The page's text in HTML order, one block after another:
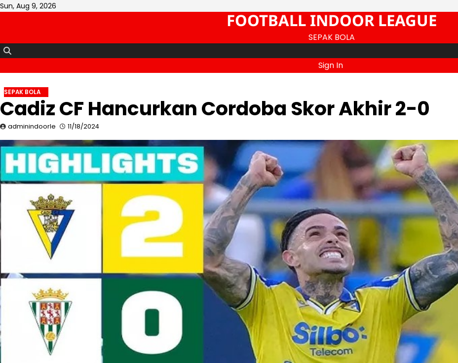
Skip
Sun, Aug 9, 2026
FOOTBALL INDOOR LEAGUE
SEPAK BOLA
Sign In
SEPAK BOLA
Cadiz CF Hancurkan Cordoba Skor Akhir 2-0
adminindoorle 11/18/2024